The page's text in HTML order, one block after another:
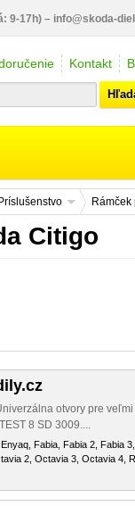
Kontakt
Príslušenstvo Rámček
Citigo
otvory pre
8 SD 3009....
Fabia, Fabia 2, Fabia
2, Octavia 3, Octavia 4,
9-17h) – info@skoda-